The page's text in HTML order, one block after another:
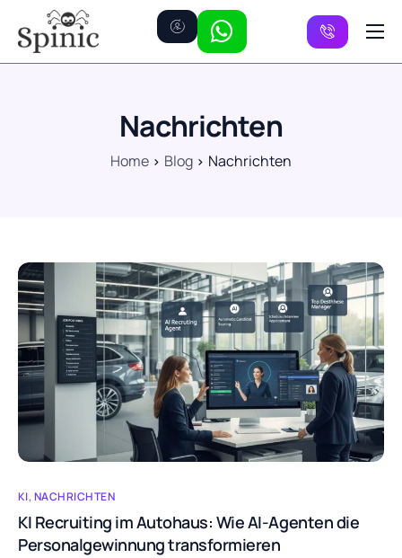
Preise
Nachrichten
Home Blog Nachrichten
KI, NACHRICHTEN
KI Recruiting im Autohaus: Wie AI-Agenten die
Personalgewinnung transformieren